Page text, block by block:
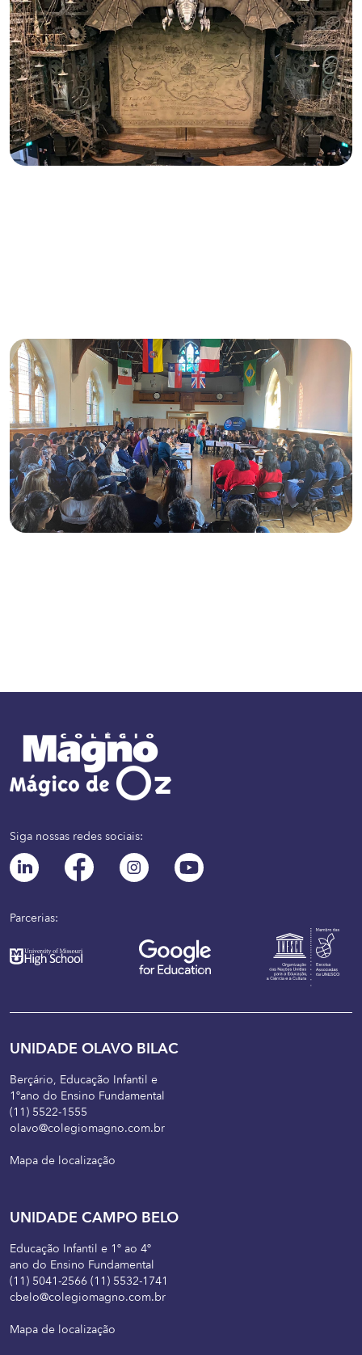
UNIDADE OLAVO BILAC
Berçário, Educação Infantil e
1ºano do Ensino Fundamental
(11) 5522-1555
olavo@colegiomagno.com.br
Mapa de localização
UNIDADE CAMPO BELO
Educação Infantil e 1º ao 4º
ano do Ensino Fundamental
(11) 5041-2566 (11) 5532-1741
cbelo@colegiomagno.com.br
Mapa de localização
Siga nossas redes sociais:
Parcerias: